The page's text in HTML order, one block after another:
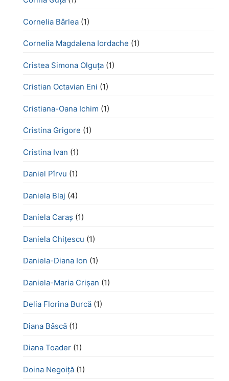
Cornelia Bârlea (1)
Cornelia Magdalena Iordache (1)
Cristea Simona Olguța (1)
Cristian Octavian Eni (1)
Cristiana-Oana Ichim (1)
Cristina Grigore (1)
Cristina Ivan (1)
Daniel Pîrvu (1)
Daniela Blaj (4)
Daniela Caraș (1)
Daniela Chiţescu (1)
Daniela-Diana Ion (1)
Daniela-Maria Crișan (1)
Delia Florina Burcă (1)
Diana Bâscă (1)
Diana Toader (1)
Doina Negoiță (1)